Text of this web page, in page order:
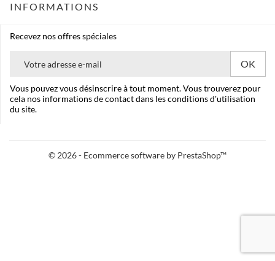
INFORMATIONS
Recevez nos offres spéciales
Vous pouvez vous désinscrire à tout moment. Vous trouverez pour
cela nos informations de contact dans les conditions d'utilisation
du site.
© 2026 - Ecommerce software by PrestaShop™